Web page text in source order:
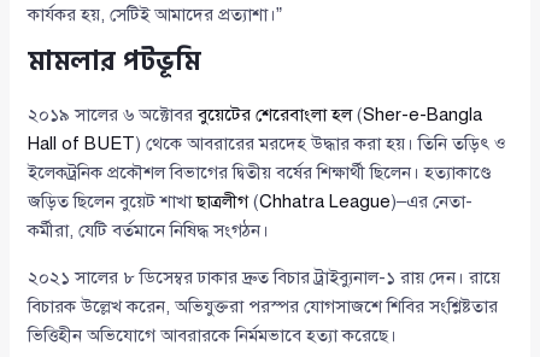
কার্যকর হয়, সেটিই আমাদের প্রত্যাশা।”
মামলার পটভূমি
২০১৯ সালের ৬ অক্টোবরবুয়েটের শেরেবাংলা হল(Sher-e-Bangla
Hall of BUET) থেকে আবরারের মরদেহ উদ্ধার করা হয়। তিনি তড়িৎ ও
ইলেকট্রনিক প্রকৌশল বিভাগের দ্বিতীয় বর্ষের শিক্ষার্থী ছিলেন। হত্যাকাণ্ডে
জড়িত ছিলেন বুয়েট শাখাছাত্রলীগ(Chhatra League)–এর নেতা-
কর্মীরা, যেটি বর্তমানে নিষিদ্ধ সংগঠন।
২০২১ সালের ৮ ডিসেম্বর ঢাকার দ্রুত বিচার ট্রাইব্যুনাল-১ রায় দেন। রায়ে
বিচারক উল্লেখ করেন, অভিযুক্তরা পরস্পর যোগসাজশে শিবির সংশ্লিষ্টতার
ভিত্তিহীন অভিযোগে আবরারকে নির্মমভাবে হত্যা করেছে।